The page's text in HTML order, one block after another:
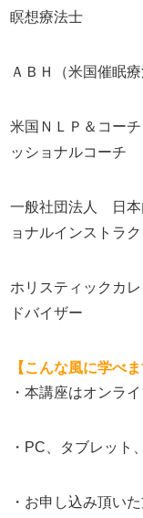
瞑想療法士
ＡＢＨ（米国催眠
米国ＮＬＰ＆コー
ッショナルコーチ
一般社団法人 日本
ョナルインストラ
ホリスティックカ
ドバイザー
【こんな風に学べま
・本講座はオンラ
・ PC 、タブレット
・お申し込み頂い